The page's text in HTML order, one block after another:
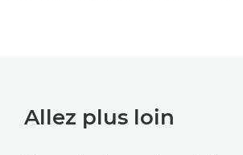
Allez plus loin